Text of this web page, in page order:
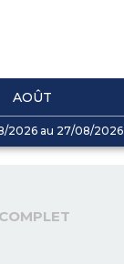
AOÛT
2026 au 27/08/2026
COMPLET